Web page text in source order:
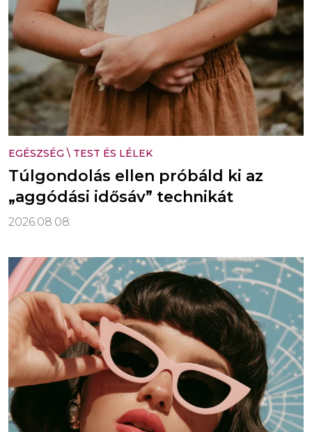
EGÉSZSÉG \ TEST ÉS LÉLEK
Túlgondolás ellen próbáld ki az
„aggódási idősáv” technikát
2026.08.08.